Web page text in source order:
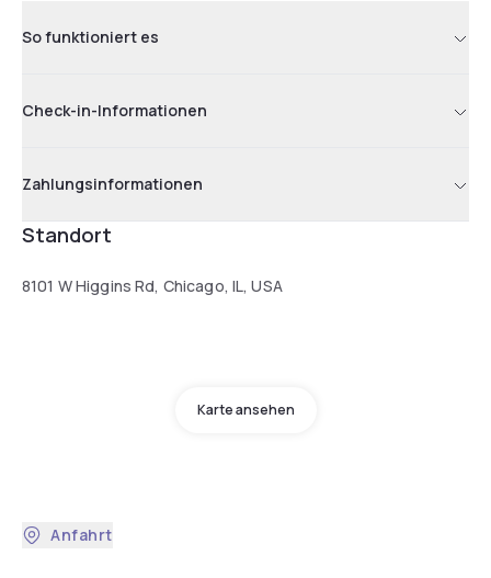
So funktioniert es
Check-in-Informationen
Zahlungsinformationen
Standort
8101 W Higgins Rd, Chicago, IL, USA
Karte ansehen
Anfahrt